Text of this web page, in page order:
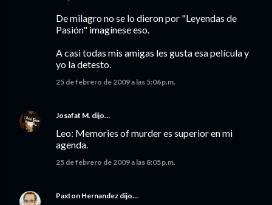
De milagro no se lo dieron por "Leyendas de
Pasión" imagínese eso.
A casi todas mis amigas les gusta esa película y
yo la detesto.
25 de febrero de 2009 a las 5:06 p.m.
Josafat M. dijo…
Leo: Memories of murder es superior en mi
agenda.
25 de febrero de 2009 a las 8:05 p.m.
Paxton Hernandez dijo…